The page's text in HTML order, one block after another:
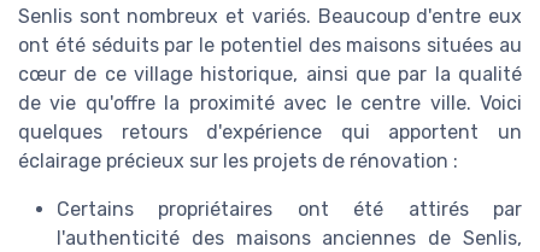
Senlis sont nombreux et variés. Beaucoup d'entre eux
ont été séduits par le potentiel des maisons situées au
cœur de ce village historique, ainsi que par la qualité
de vie qu'offre la proximité avec le centre ville. Voici
quelques retours d'expérience qui apportent un
éclairage précieux sur les projets de rénovation :
Certains propriétaires ont été attirés par
l'authenticité des maisons anciennes de Senlis,